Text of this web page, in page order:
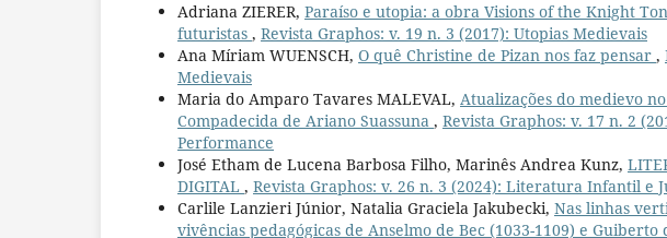
Adriana ZIERER, Paraíso e utopia: a obra Visions of the Knight
futuristas , Revista Graphos: v. 19 n. 3 (2017): Utopias Medievais
Ana Míriam WUENSCH, O quê Christine de Pizan nos faz pensar ,
Medievais
Maria do Amparo Tavares MALEVAL, Atualizações do medievo
Compadecida de Ariano Suassuna , Revista Graphos: v. 17 n. 2
Performance
José Etham de Lucena Barbosa Filho, Marinês Andrea Kunz,
DIGITAL , Revista Graphos: v. 26 n. 3 (2024): Literatura Infantil e
Carlile Lanzieri Júnior, Natalia Graciela Jakubecki, Nas linhas
vivências pedagógicas de Anselmo de Bec (1033-1109) e